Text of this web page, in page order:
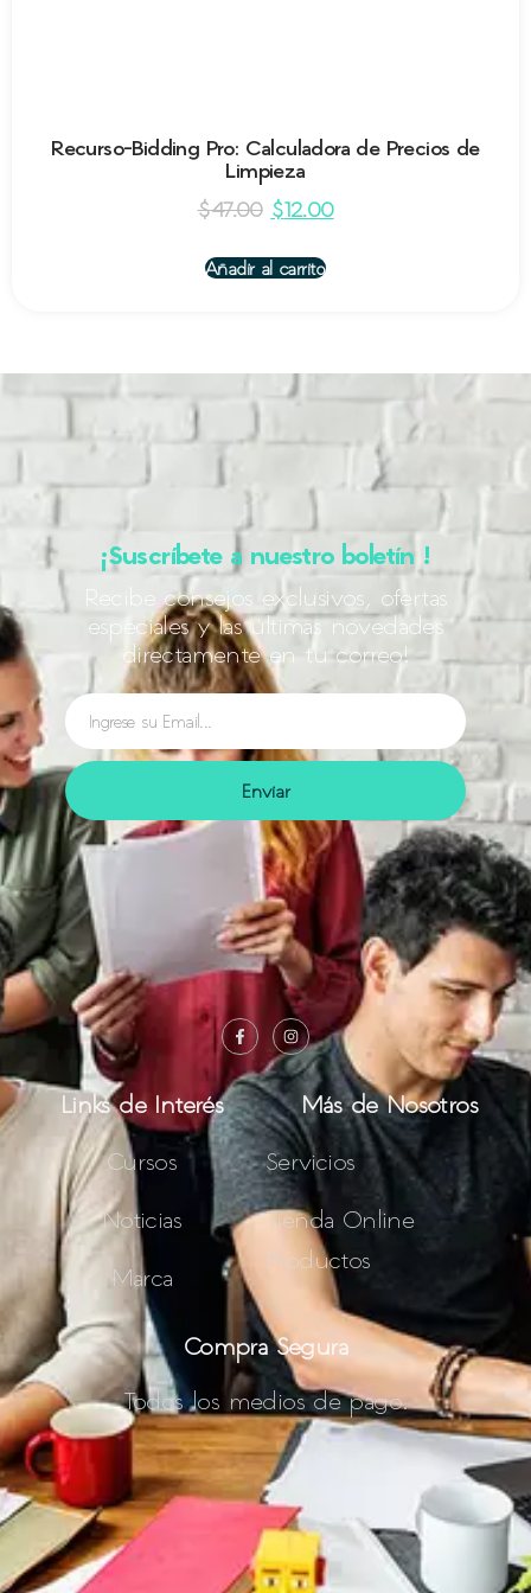
Recurso-Bidding Pro: Calculadora de Precios de
Limpieza
$47.00 $12.00
Añadir al carrito
¡Suscríbete a nuestro boletín !
Recibe consejos exclusivos, ofertas
especiales y las últimas novedades
directamente en tu correo!
Enviar
Links de Interés
Cursos
Noticias
Marca
Más de Nosotros
Servicios
Tienda Online
Productos
Compra Segura
Todos los medios de pago.